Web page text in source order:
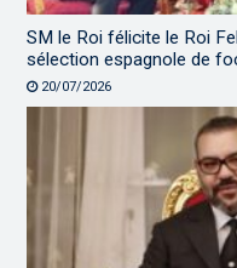
SM le Roi félicite le Roi
sélection espagnole de
20/07/2026